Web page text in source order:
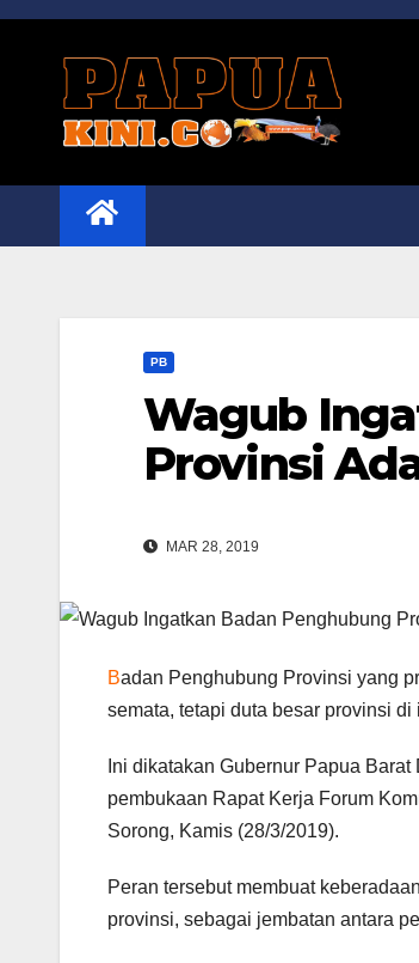
Skip
PB
Wagub
Provinsi
MAR 28, 2019
Badan Penghubung Provinsi yang
semata, tetapi duta besar provinsi di
Ini dikatakan Gubernur Papua
pembukaan Rapat Kerja Forum
Sorong, Kamis (28/3/2019).
Peran tersebut membuat
provinsi, sebagai jembatan antara